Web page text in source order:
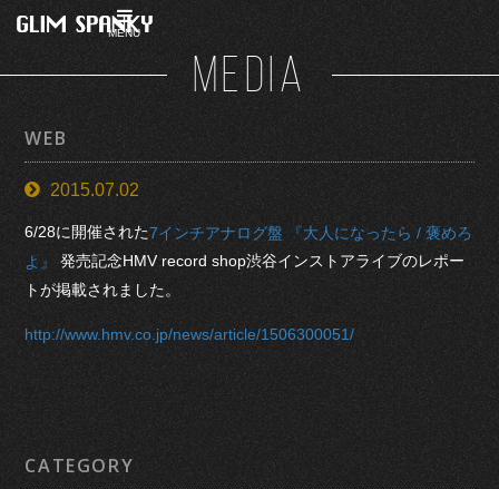
MENU
MEDIA
WEB
2015.07.02
6/28に開催された7インチアナログ盤 『大人になったら / 褒めろ
よ』
発売記念HMV record shop渋谷インストアライブのレポー
トが掲載されました。
http://www.hmv.co.jp/news/article/1506300051/
CATEGORY